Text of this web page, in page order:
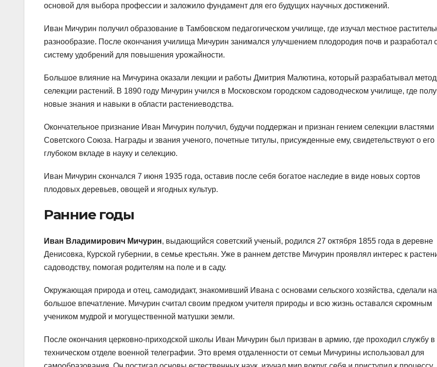
основой для выбора профессии и заложило фундамент для его будущих научных достижений.
Иван Мичурин получил образование в Тамбовском педагогическом училище, где изучал местное
разнообразие. После окончания училища Мичурин занимался улучшением плодородия почв и разработал
систему удобрений для повышения урожайности.
Большое влияние на Мичурина оказали лекции и работы Дмитрия Малютина, который разрабатывал
селекции растений. В 1890 году Мичурин учился в Московском городском садоводческом училище, где
новые знания и навыки в области растениеводства.
Окончательное признание Иван Мичурин получил, будучи поддержан и признан гением селекции властями
Советского Союза. Награды и звания ученого, почетные титулы, присужденные ему, свидетельствуют о его
глубоком вкладе в науку и селекцию.
Иван Мичурин скончался 7 июня 1935 года, оставив после себя богатое наследие в виде новых сортов
плодовых деревьев, овощей и ягодных культур.
Ранние годы
Иван Владимирович Мичурин, выдающийся советский ученый, родился 27 октября 1855 года в деревне
Денисовка, Курской губернии, в семье крестьян. Уже в раннем детстве Мичурин проявлял интерес к
садоводству, помогая родителям на поле и в саду.
Окружающая природа и отец, самодидакт, знакомивший Ивана с основами сельского хозяйства, сделали
большое впечатление. Мичурин считал своим предком учителя природы и всю жизнь оставался скромным
учеником мудрой и могущественной матушки земли.
После окончания церковно-приходской школы Иван Мичурин был призван в армию, где проходил службу в
техническом отделе военной телеграфии. Это время отдаленности от семьи Мичурины использовал для